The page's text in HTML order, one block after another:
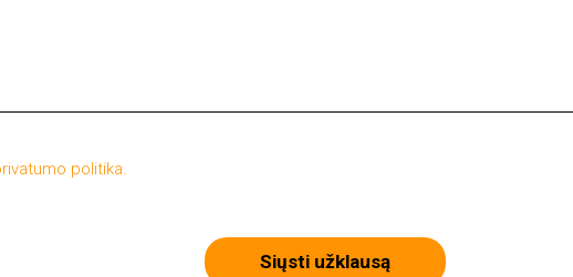
politika.
Siųsti užklausą